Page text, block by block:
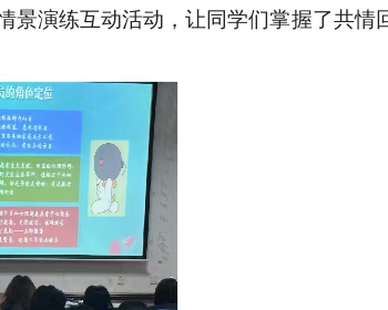
演练互动活动，让同学们掌握了共情